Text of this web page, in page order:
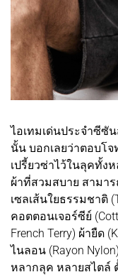
ไอเทมเด่นประจำซีซั
นั้น บอกเลยว่าตอบโจ
เปรี้ยวซ่าไว้ในลุคทั้ง
ผ้าที่สวมสบาย สามา
เซลเส้นใยธรรมชาติ
คอตตอนเจอร์ซีย์
French Terry) ผ้ายืด
ไนลอน (Rayon
หลากลุค หลายสไตล์